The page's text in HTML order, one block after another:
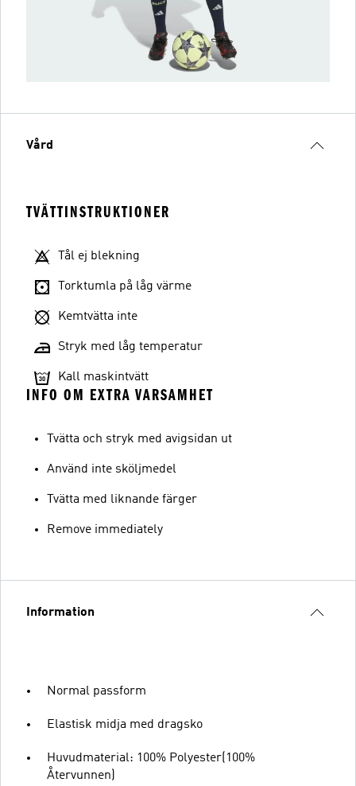
Vård
TVÄTTINSTRUKTIONER
Tål ej blekning
Torktumla på låg värme
Kemtvätta inte
Stryk med låg temperatur
Kall maskintvätt
INFO OM EXTRA VARSAMHET
Tvätta och stryk med avigsidan ut
Använd inte sköljmedel
Tvätta med liknande färger
Remove immediately
Information
Normal passform
Elastisk midja med dragsko
Huvudmaterial: 100% Polyester(100%
Återvunnen)